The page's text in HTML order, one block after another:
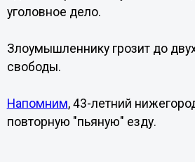
уголовное дело.
Злоумышленнику грозит до
свободы.
Напомним, 43-летний
повторную "пьяную" езду.